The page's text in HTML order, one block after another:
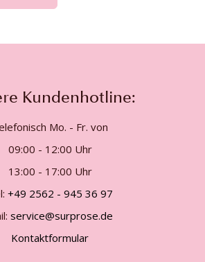
Kundenhotline:
Mo. - Fr. von
09:00 - 12:00 Uhr
13:00 - 17:00 Uhr
+49 2562 - 945 36 97
service@surprose.de
Kontaktformular